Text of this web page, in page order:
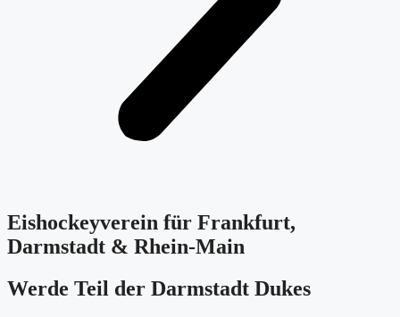
Eishockeyverein für Frankfurt,
Darmstadt & Rhein-Main
Werde Teil der Darmstadt Dukes